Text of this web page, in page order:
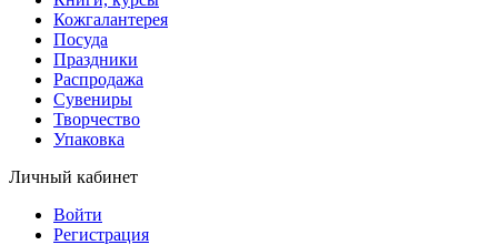
Кожгалантерея
Посуда
Праздники
Распродажа
Сувениры
Творчество
Упаковка
Личный кабинет
Войти
Регистрация